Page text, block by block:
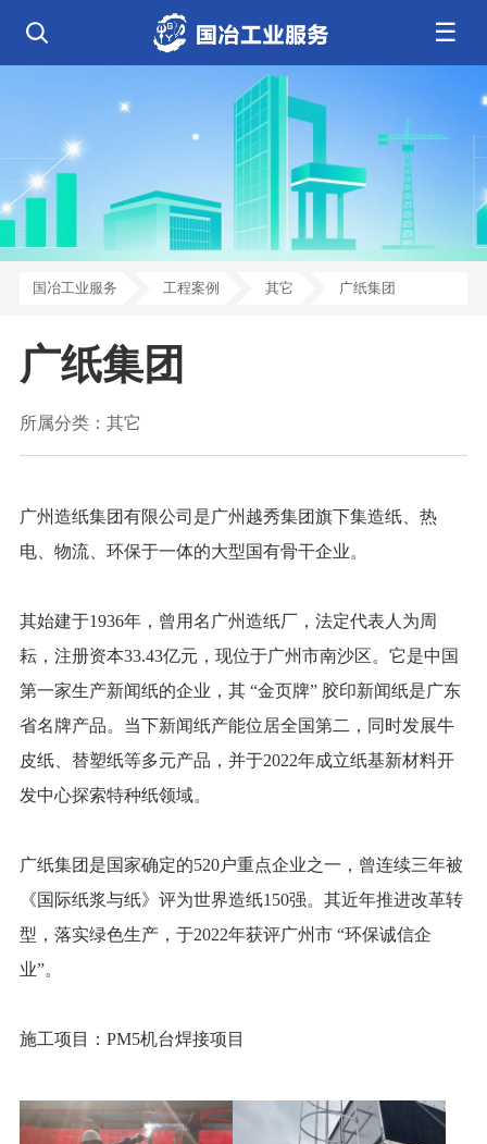
☰
公司简介
发展历程
核心业务
钢结构工程
环保工程
净化工程
弱电工程
设备安装
消防工程
中央空调
基控电箱
自动化工程
其它工程
芯片 • 半导体
人工智能 • 机器人
航天 • 低空
新能源汽车 • 智能网联
新能源 • 储能
新材料 • 特种金属
生物 • 医药
量子 • 脑机
其它
新闻中心
行业资讯
工程技巧
机电知识
安装教程
工业百科
国冶工业服务 工程案例 其它 广纸集团
广纸集团
所属分类： 其它
广州造纸集团有限公司是广州越秀集团旗下集造纸、热
电、物流、环保于一体的大型国有骨干企业。
其始建于1936年，曾用名广州造纸厂，法定代表人为周
耘，注册资本33.43亿元，现位于广州市南沙区。它是中国
第一家生产新闻纸的企业，其 “金页牌” 胶印新闻纸是广东
省名牌产品。当下新闻纸产能位居全国第二，同时发展牛
皮纸、替塑纸等多元产品，并于2022年成立纸基新材料开
发中心探索特种纸领域。
广纸集团是国家确定的520户重点企业之一，曾连续三年被
《国际纸浆与纸》评为世界造纸150强。其近年推进改革转
型，落实绿色生产，于2022年获评广州市 “环保诚信企
业”。
施工项目：PM5机台焊接项目